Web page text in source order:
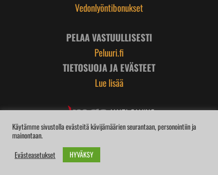
Vedonlyöntibonukset
PELAA VASTUULLISESTI
Peluuri.fi
TIETOSUOJA JA EVÄSTEET
Lue lisää
BROIDI.com | © 2026
Käytämme sivustolla evästeitä kävijämäärien seurantaan, personointiin ja
mainontaan.
Evästeasetukset
HYVÄKSY